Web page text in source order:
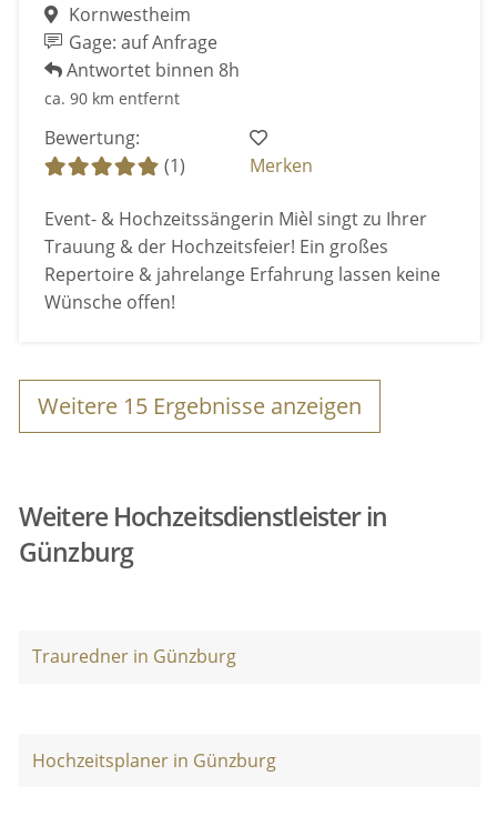
Kornwestheim
Gage: auf Anfrage
Antwortet binnen 8h
ca. 90 km entfernt
Bewertung:
(1)
Merken
Event- & Hochzeitssängerin Mièl singt zu Ihrer
Trauung & der Hochzeitsfeier! Ein großes
Repertoire & jahrelange Erfahrung lassen keine
Wünsche offen!
Weitere 15 Ergebnisse anzeigen
Weitere Hochzeitsdienstleister in
Günzburg
Trauredner in Günzburg
Hochzeitsplaner in Günzburg